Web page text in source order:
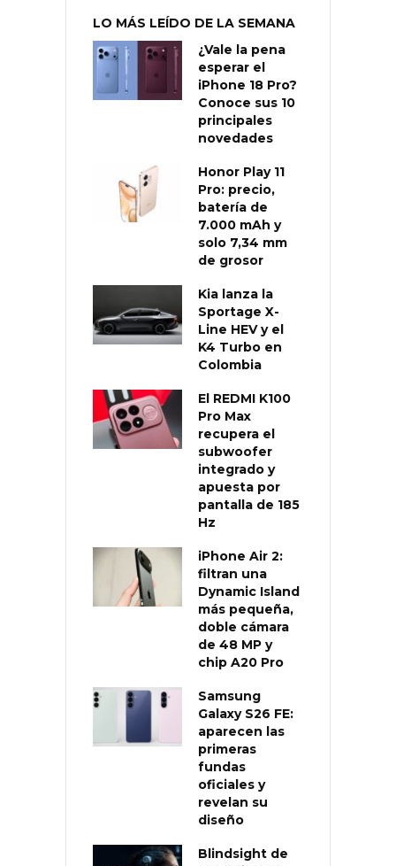
LO MÁS LEÍDO DE LA SEMANA
¿Vale la pena
esperar el
iPhone 18 Pro?
Conoce sus 10
principales
novedades
Honor Play 11
Pro: precio,
batería de
7.000 mAh y
solo 7,34 mm
de grosor
Kia lanza la
Sportage X-
Line HEV y el
K4 Turbo en
Colombia
El REDMI K100
Pro Max
recupera el
subwoofer
integrado y
apuesta por
pantalla de 185
Hz
iPhone Air 2:
filtran una
Dynamic Island
más pequeña,
doble cámara
de 48 MP y
chip A20 Pro
Samsung
Galaxy S26 FE:
aparecen las
primeras
fundas
oficiales y
revelan su
diseño
Blindsight de